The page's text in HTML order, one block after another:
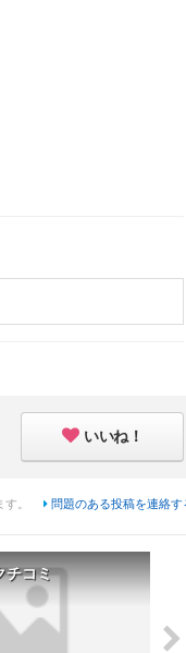
いいね！
す。 問題のある投稿を連絡す
チコミ